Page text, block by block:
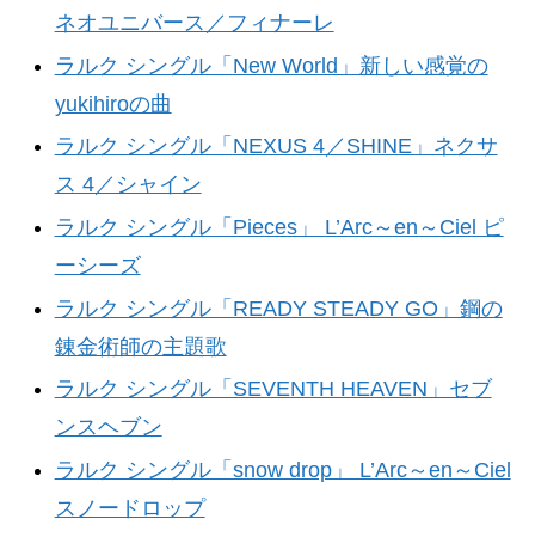
ネオユニバース／フィナーレ
ラルク シングル「New World」新しい感覚の
yukihiroの曲
ラルク シングル「NEXUS 4／SHINE」ネクサ
ス 4／シャイン
ラルク シングル「Pieces」 L’Arc～en～Ciel ピ
ーシーズ
ラルク シングル「READY STEADY GO」鋼の
錬金術師の主題歌
ラルク シングル「SEVENTH HEAVEN」セブ
ンスヘブン
ラルク シングル「snow drop」 L’Arc～en～Ciel
スノードロップ